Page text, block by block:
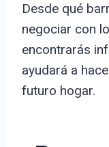
Desde qué
negociar con
encontrarás
ayudará a
futuro hogar.